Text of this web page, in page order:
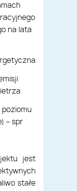
na lata
poziomu
– spr
jest
stałe